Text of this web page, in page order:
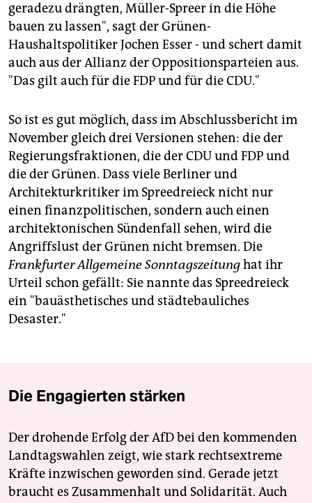
geradezu drängten, Müller-Spreer in die Höhe
bauen zu lassen", sagt der Grünen-
Haushaltspolitiker Jochen Esser - und schert damit
auch aus der Allianz der Oppositionsparteien aus.
"Das gilt auch für die FDP und für die CDU."
So ist es gut möglich, dass im Abschlussbericht im
November gleich drei Versionen stehen: die der
Regierungsfraktionen, die der CDU und FDP und
die der Grünen. Dass viele Berliner und
Architekturkritiker im Spreedreieck nicht nur
einen finanzpolitischen, sondern auch einen
architektonischen Sündenfall sehen, wird die
Angriffslust der Grünen nicht bremsen. Die
Frankfurter Allgemeine Sonntagszeitunghat ihr
Urteil schon gefällt: Sie nannte das Spreedreieck
ein "bauästhetisches und städtebauliches
Desaster."
Die Engagierten stärken
Der drohende Erfolg der AfD bei den kommenden
Landtagswahlen zeigt, wie stark rechtsextreme
Kräfte inzwischen geworden sind. Gerade jetzt
braucht es Zusammenhalt und Solidarität. Auch